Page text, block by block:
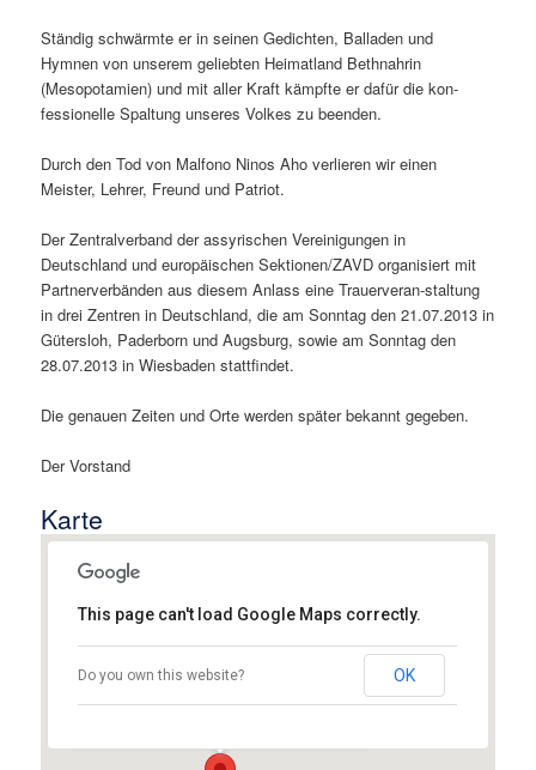
Ständig schwärmte er in seinen Gedichten, Balladen und
Hymnen von unserem geliebten Heimatland Bethnahrin
(Mesopotamien) und mit aller Kraft kämpfte er dafür die kon-
fessionelle Spaltung unseres Volkes zu beenden.
Durch den Tod von Malfono Ninos Aho verlieren wir einen
Meister, Lehrer, Freund und Patriot.
Der Zentralverband der assyrischen Vereinigungen in
Deutschland und europäischen Sektionen/ZAVD organisiert mit
Partnerverbänden aus diesem Anlass eine Trauerveran-staltung
in drei Zentren in Deutschland, die am Sonntag den 21.07.2013 in
Gütersloh, Paderborn und Augsburg, sowie am Sonntag den
28.07.2013 in Wiesbaden stattfindet.
Die genauen Zeiten und Orte werden später bekannt gegeben.
Der Vorstand
Karte
Augsburg e.V.
Details
This page can't load Google Maps correctly.
Do you own this website? OK